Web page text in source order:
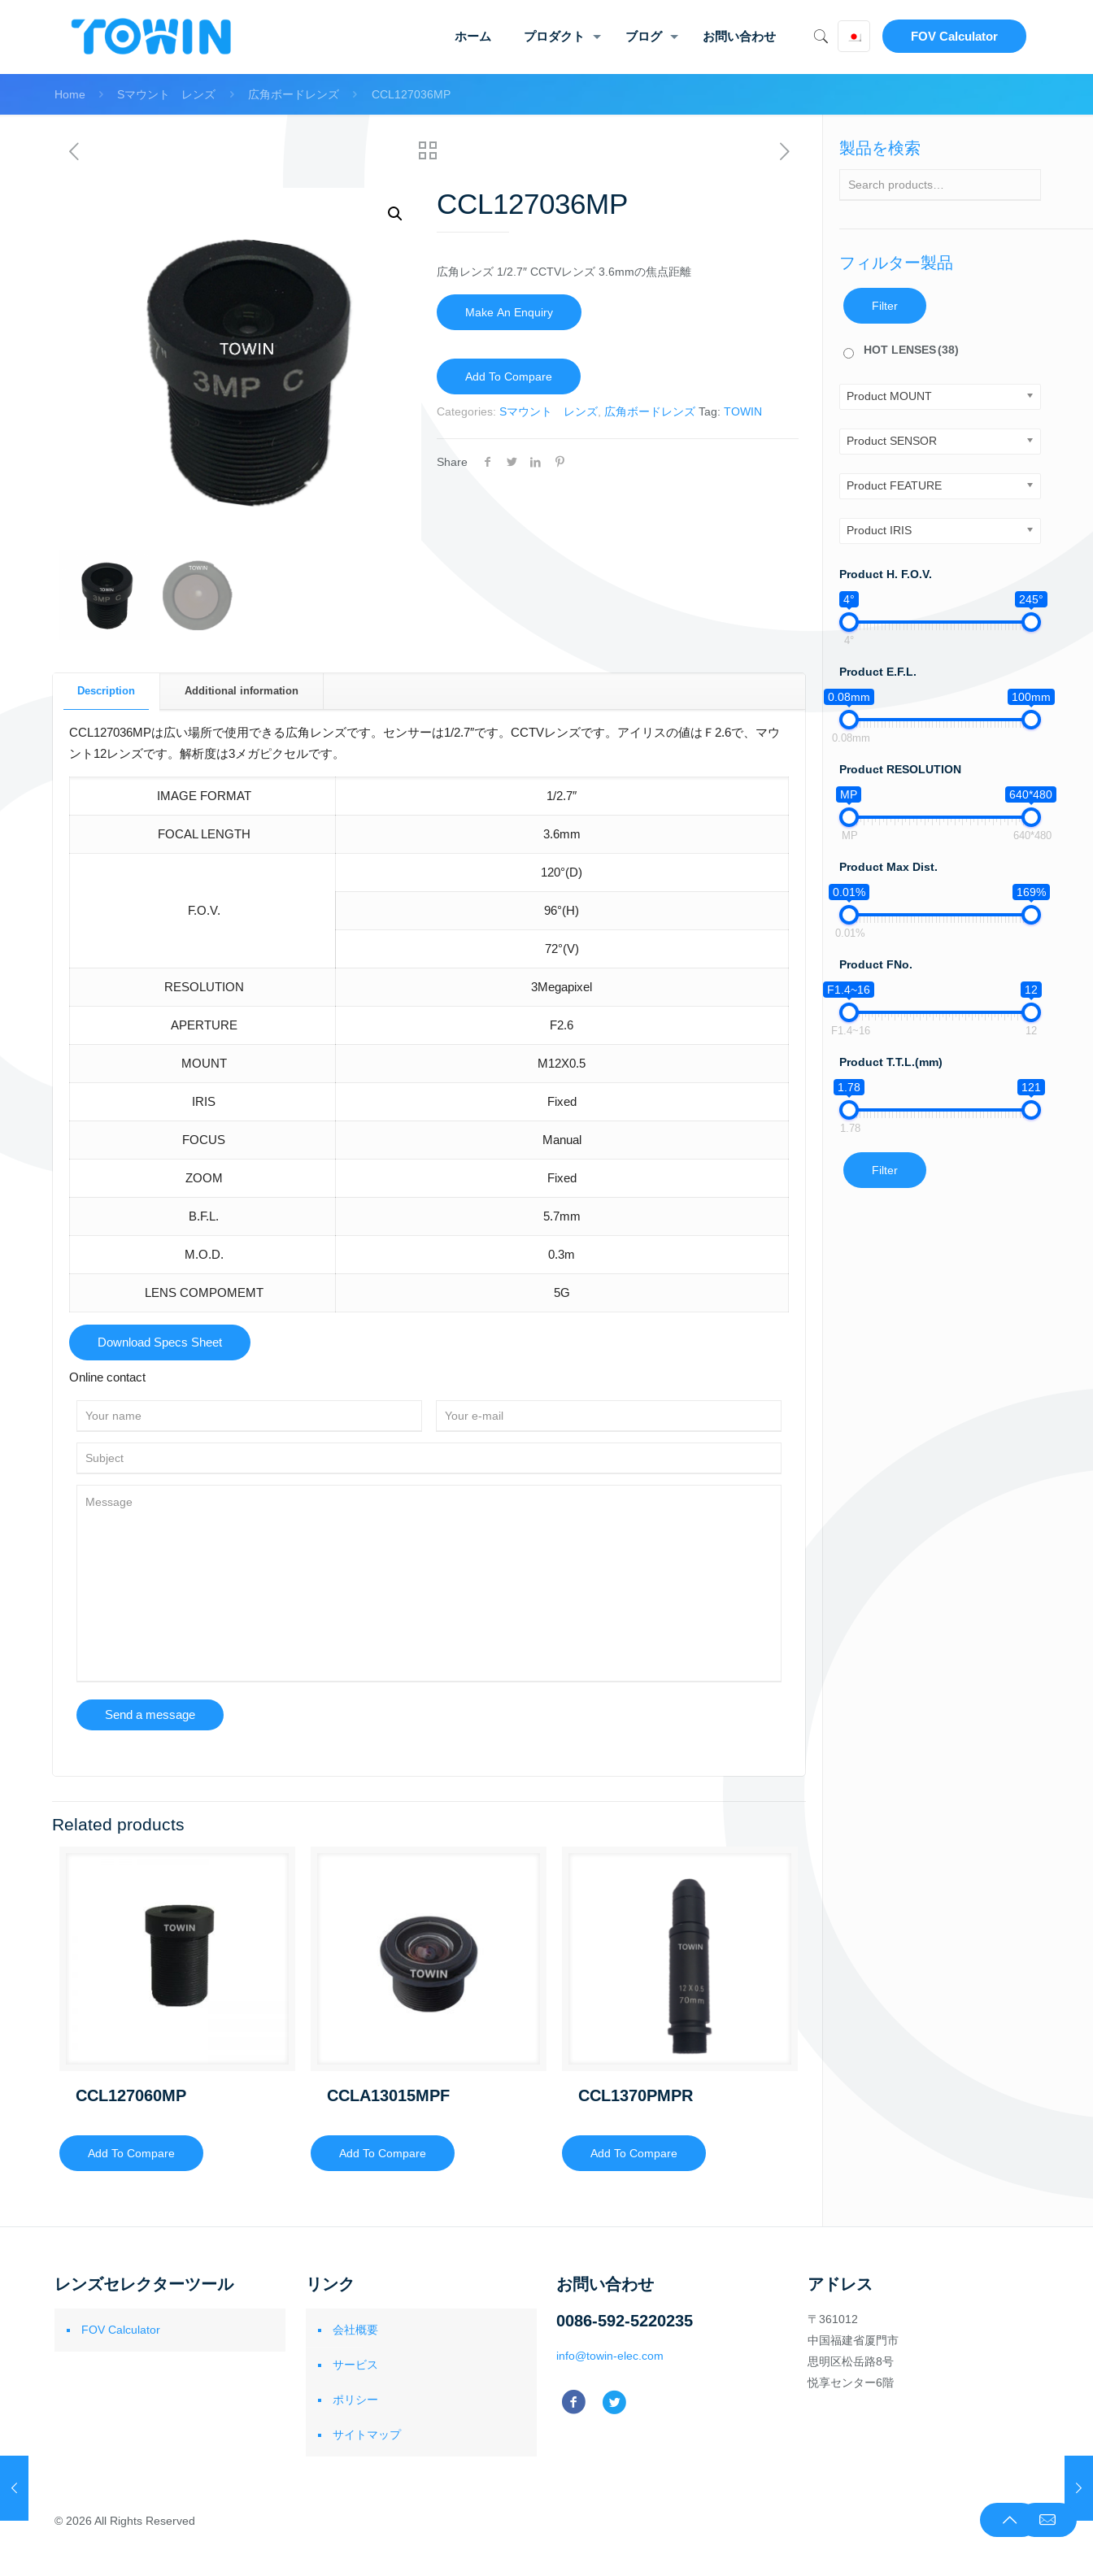
ホーム プロダクト ブログ お問い合わせ FOV Calculator
Home Sマウント レンズ 広角ボードレンズ CCL127036MP
CCL127036MP
広角レンズ 1/2.7″ CCTVレンズ 3.6mmの焦点距離
Add To Compare
Categories: Sマウント レンズ, 広角ボードレンズ Tag: TOWIN
Share
Description Additional information
CCL127036MPは広い場所で使用できる広角レンズです。センサーは1/2.7″です。CCTVレンズです。アイリスの値はＦ2.6で、マウ
ント12レンズです。解析度は3メガピクセルです。
IMAGE FORMAT 1/2.7″
FOCAL LENGTH 3.6mm
F.O.V.
120°(D)
96°(H)
72°(V)
RESOLUTION 3Megapixel
APERTURE F2.6
MOUNT M12X0.5
IRIS Fixed
FOCUS Manual
ZOOM Fixed
B.F.L. 5.7mm
M.O.D. 0.3m
LENS COMPOMEMT 5G
Download Specs Sheet
Online contact
Related products
CCL127060MP
Add To Compare
CCLA13015MPF
Add To Compare
CCL1370PMPR
Add To Compare
製品を検索
フィルター製品
Filter
HOT LENSES(38)
Product MOUNT
Product SENSOR
Product FEATURE
Product IRIS
Product H. F.O.V.
4°
245°
4°
Product E.F.L.
0.08mm
100mm
0.08mm
Product RESOLUTION
MP
640*480
MP 640*480
Product Max Dist.
0.01%
169%
0.01%
Product FNo.
F1.4~16
12
F1.4~16 12
Product T.T.L.(mm)
1.78
121
1.78
Filter
レンズセレクターツール
FOV Calculator
リンク
会社概要
サービス
ポリシー
サイトマップ
お問い合わせ
0086-592-5220235
info@towin-elec.com
アドレス
〒361012
中国福建省厦門市
思明区松岳路8号
悦享センター6階
© 2026 All Rights Reserved